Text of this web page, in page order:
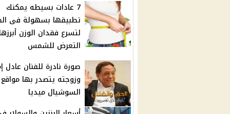
7 عادات بسيطه يمكنك
تطبيقها بسهولة فى
لتسرع فقدان الوزن
التعرض للشمس
صورة نادرة للفنان عادل
وزوجته يتصدر بها مواقع
السوشيال ميديا